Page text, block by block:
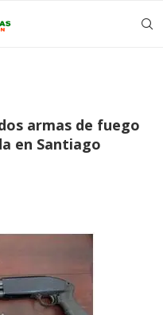
armas de fuego
en Santiago